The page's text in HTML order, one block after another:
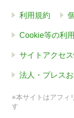
利用規約
Cookie等の利
サイトアクセ
法人・プレス
※本サイトはアフィ
す